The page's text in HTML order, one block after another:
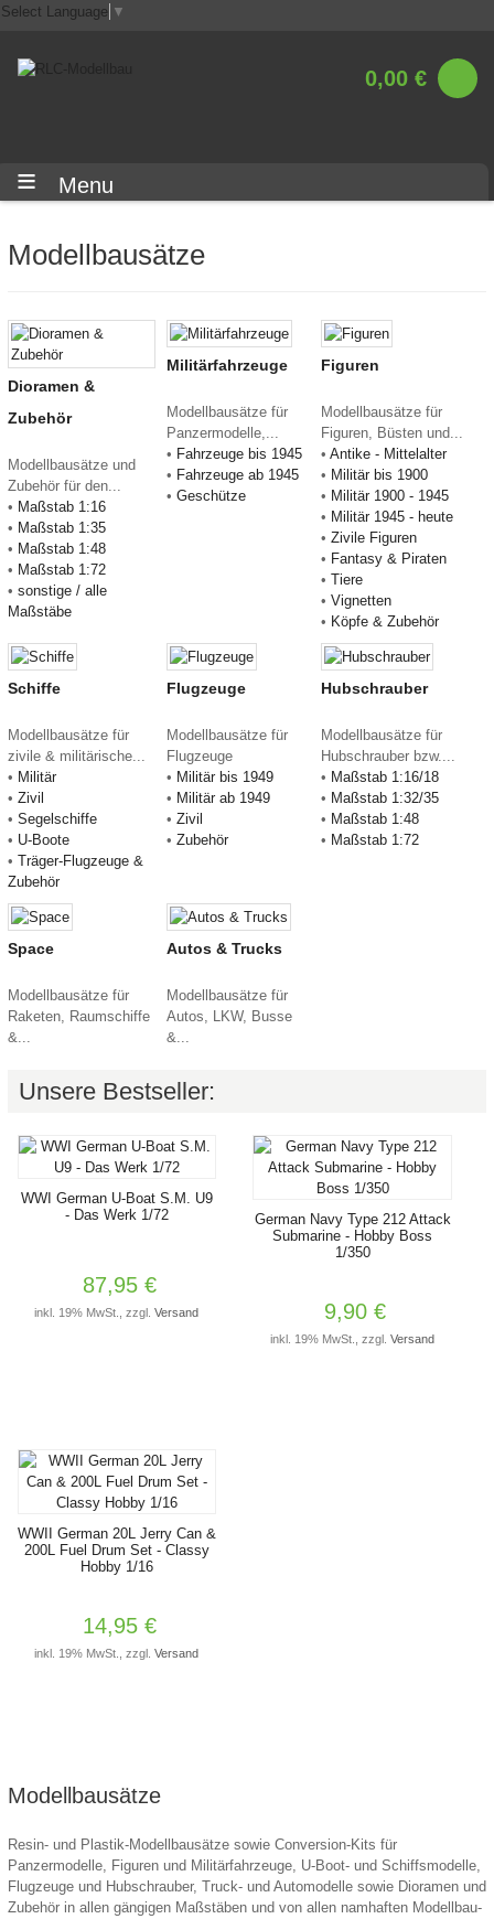
Select Language ▼
0,00 €
Menu
Modellbausätze
Dioramen &
Zubehör
Modellbausätze und
Zubehör für den...
• Maßstab 1:16
• Maßstab 1:35
• Maßstab 1:48
• Maßstab 1:72
• sonstige / alle
Maßstäbe
Militärfahrzeuge
Modellbausätze für
Panzermodelle,...
• Fahrzeuge bis 1945
• Fahrzeuge ab 1945
•Geschütze
Figuren
Modellbausätze für
Figuren, Büsten und...
• Antike - Mittelalter
• Militär bis 1900
• Militär 1900 - 1945
• Militär 1945 - heute
• Zivile Figuren
• Fantasy & Piraten
• Tiere
• Vignetten
• Köpfe & Zubehör
Schiffe
Modellbausätze für
zivile & militärische...
• Militär
• Zivil
• Segelschiffe
• U-Boote
• Träger-Flugzeuge &
Zubehör
Flugzeuge
Modellbausätze für
Flugzeuge
• Militär bis 1949
• Militär ab 1949
•Zivil
•Zubehör
Hubschrauber
Modellbausätze für
Hubschrauber bzw....
• Maßstab 1:16/18
• Maßstab 1:32/35
• Maßstab 1:48
• Maßstab 1:72
Space
Modellbausätze für
Raketen, Raumschiffe
&...
Autos & Trucks
Modellbausätze für
Autos, LKW, Busse
&...
Unsere Bestseller:
WWI German U-Boat S.M. U9
- Das Werk 1/72
87,95 €
inkl. 19% MwSt., zzgl.Versand
German Navy Type 212 Attack
Submarine - Hobby Boss
1/350
9,90 €
inkl. 19% MwSt., zzgl.Versand
WWII German 20L Jerry Can &
200L Fuel Drum Set - Classy
Hobby 1/16
14,95 €
inkl. 19% MwSt., zzgl.Versand
Modellbausätze
Resin- und Plastik-Modellbausätze sowie Conversion-Kits für
Panzermodelle, Figuren und Militärfahrzeuge, U-Boot- und Schiffsmodelle,
Flugzeuge und Hubschrauber, Truck- und Automodelle sowie Dioramen und
Zubehör in allen gängigen Maßstäben und von allen namhaften Modellbau-